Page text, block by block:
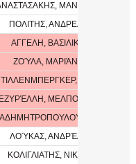
ΜΑΝΩΛΗΣ
ΠΟΛΙΤΗΣ, ΑΝΔΡΕΑΣ
ΑΓΓΕΛΗ, ΒΑΣΙΛΙΚΗ
ΖΟΎΛΑ, ΜΑΡΙΆΝΑ
ΕΒΙΤΑ
MΕΛΠΟΜΈΝΗ
ΜΑΡΙΝΑ
ΛΟΎΚΑΣ, ΑΝΔΡΈΑΣ
ΚΟΛΙΓΛΙΑΤΗΣ, ΝΙΚΟΣ